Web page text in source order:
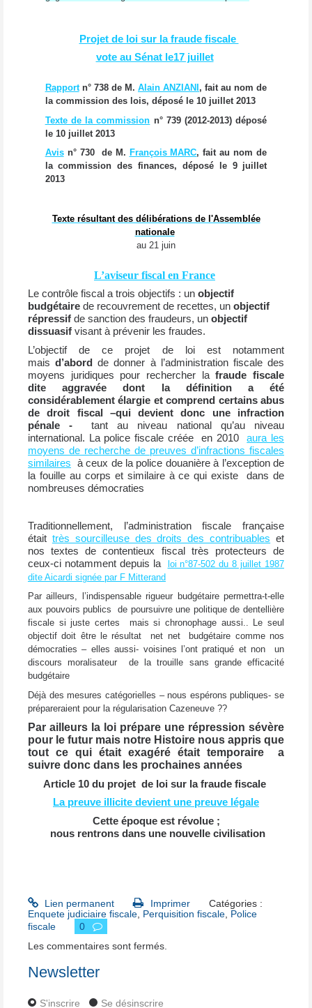
Projet de loi sur la fraude fiscale
vote au Sénat le17 juillet
Rapportn° 738 de M. Alain ANZIANI , fait au nom de
la commission des lois, déposé le 10 juillet 2013
Texte de la commission n° 739 (2012-2013) déposé
le 10 juillet 2013
Avisn° 730 de M. François MARC, fait au nom de
la commission des finances, déposé le 9 juillet
2013
Texte résultant des délibérations de l'Assemblée
nationale
au 21 juin
L’aviseur fiscal en France
Le contrôle fiscal a trois objectifs : un objectif
budgétaire de recouvrement de recettes, un objectif
répressif de sanction des fraudeurs, un objectif
dissuasif visant à prévenir les fraudes.
L’objectif de ce projet de loi est notamment
maisd’abord
de donner à l’administration fiscale des
moyens juridiques pour rechercher lafraude fiscale
dite aggravée dont la définition a été
considérablement élargie et comprend certains abus
de droit fiscal –qui devient donc une infraction
pénale - tant au niveau national qu’au niveau
international. La police fiscale créée en 2010aura les
moyens de recherche de preuves d’infractions fiscales
similaires à ceux de la police douanière à l’exception de
la fouille au corps et similaire à ce qui existe dans de
nombreuses démocraties
Traditionnellement, l’administration fiscale française
était très sourcilleuse des droits des contribuables et
nos textes de contentieux fiscal très protecteurs de
ceux-ci notamment depuis la loi n°87-502 du 8 juillet 1987
dite Aicardi signée par F Mitterand
Par ailleurs, l’indispensable rigueur budgétaire permettra-t-elle
aux pouvoirs publics de poursuivre une politique de dentellière
fiscale si juste certes mais si chronophage aussi.. Le seul
objectif doit être le résultat net net budgétaire comme nos
démocraties – elles aussi- voisines l’ont pratiqué et non un
discours moralisateur de la trouille sans grande efficacité
budgétaire
Déjà des mesures catégorielles – nous espérons publiques- se
prépareraient pour la régularisation Cazeneuve ??
Par ailleurs la loi prépare une répression sévère
pour le futur mais notre Histoire nous appris que
tout ce qui était exagéré était temporaire a
suivre donc dans les prochaines années
Article 10 du projet de loi sur la fraude fiscale
La preuve illicite devient une preuve légale
Cette époque est révolue ;
nous rentrons dans une nouvelle civilisation
Lien permanent Imprimer
Catégories :
Enquete judiciaire fiscale Perquisition fiscale Police
fiscale
0
Les commentaires sont fermés.
Newsletter
S'inscrire Se désinscrire